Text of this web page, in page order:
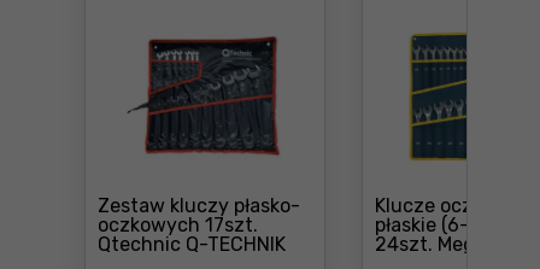
Zestaw kluczy płasko-
oczkowych 17szt.
Qtechnic Q-TECHNIKCena: 47 ,30 zł
Klucze oczkowo-
płaskie (6-32mm),
24szt. Mega